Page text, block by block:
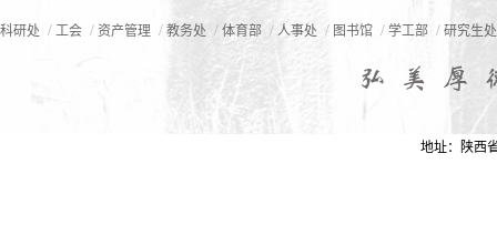
科研处 / 工会 / 资产管理 / 教务处 / 体育部 / 人事处 / 图书馆 / 学工部 / 研究生处
地址：陕西